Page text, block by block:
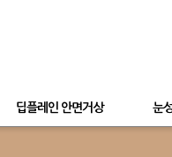
딥플레인 안면거상 눈